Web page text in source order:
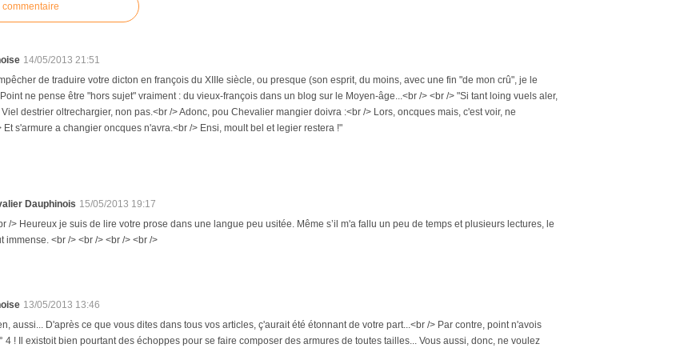
14/05/2013 21:51
de traduire votre dicton en françois du XIIIe siècle, ou presque (son esprit, du moins, avec une fin "de mon crû", je le
ne pense être "hors sujet" vraiment : du vieux-françois dans un blog sur le Moyen-âge...<br /> <br /> "Si tant loing vuels aler,
destrier oltrechargier, non pas.<br /> Adonc, pou Chevalier mangier doivra :<br /> Lors, oncques mais, c'est voir, ne
Et s'armure a changier oncques n'avra.<br /> Ensi, moult bel et legier restera !"
Dauphinois 15/05/2013 19:17
/> Heureux je suis de lire votre prose dans une langue peu usitée. Même s’il m'a fallu un peu de temps et plusieurs lectures, le
immense. <br /> <br /> <br /> <br />
13/05/2013 13:46
aussi... D'après ce que vous dites dans tous vos articles, ç'aurait été étonnant de votre part...<br /> Par contre, point n'avois
4 ! Il existoit bien pourtant des échoppes pour se faire composer des armures de toutes tailles... Vous aussi, donc, ne voulez